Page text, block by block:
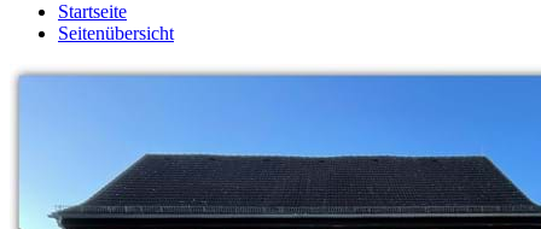
Startseite
Seitenübersicht